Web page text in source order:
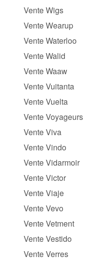
Vente Wigs
Vente Wearup
Vente Waterloo
Vente Walid
Vente Waaw
Vente Vuitanta
Vente Vuelta
Vente Voyageurs
Vente Viva
Vente Vindo
Vente Vidarmoir
Vente Victor
Vente Viaje
Vente Vevo
Vente Vetment
Vente Vestido
Vente Verres